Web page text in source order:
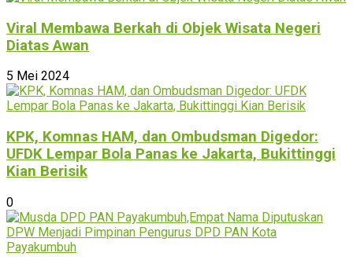
Viral Membawa Berkah di Objek Wisata Negeri
Diatas Awan
5 Mei 2024
KPK, Komnas HAM, dan Ombudsman Digedor:
UFDK Lempar Bola Panas ke Jakarta, Bukittinggi
Kian Berisik
0